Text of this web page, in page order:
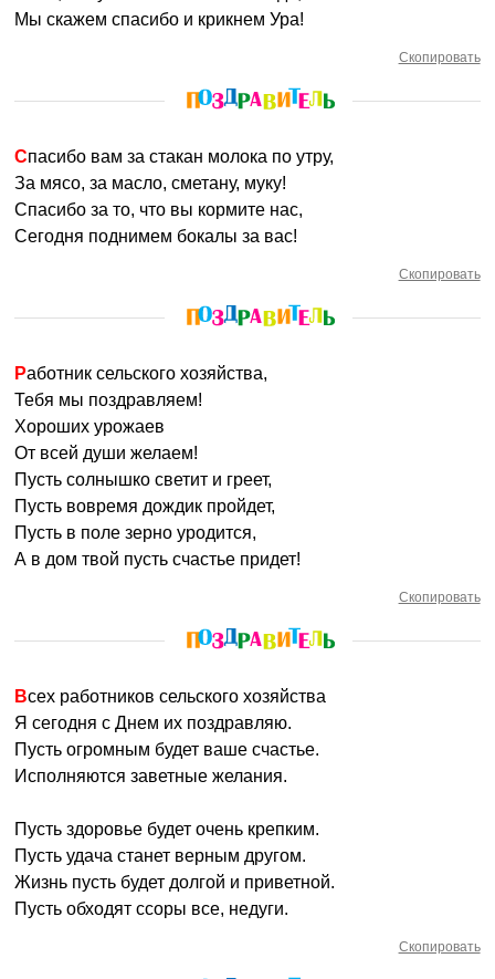
Мы скажем спасибо и крикнем Ура!
Скопировать
Спасибо вам за стакан молока по утру,
За мясо, за масло, сметану, муку!
Спасибо за то, что вы кормите нас,
Сегодня поднимем бокалы за вас!
Скопировать
Работник сельского хозяйства,
Тебя мы поздравляем!
Хороших урожаев
От всей души желаем!
Пусть солнышко светит и греет,
Пусть вовремя дождик пройдет,
Пусть в поле зерно уродится,
А в дом твой пусть счастье придет!
Скопировать
Всех работников сельского хозяйства
Я сегодня с Днем их поздравляю.
Пусть огромным будет ваше счастье.
Исполняются заветные желания.
Пусть здоровье будет очень крепким.
Пусть удача станет верным другом.
Жизнь пусть будет долгой и приветной.
Пусть обходят ссоры все, недуги.
Скопировать